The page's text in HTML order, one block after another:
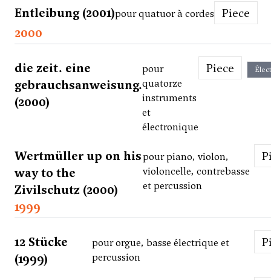
Entleibung (2001)pour quatuor à cordes
Piece
2000
die zeit. eine
gebrauchsanweisung.
(2000)
pour
quatorze
instruments
et
électronique
Piece
Wertmüller up on his
way to the
Zivilschutz (2000)
pour piano, violon,
violoncelle, contrebasse
et percussion
1999
12 Stücke
(1999)
pour orgue, basse électrique et
percussion